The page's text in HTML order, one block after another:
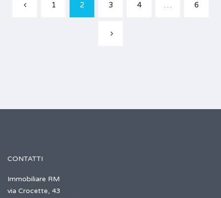
1 2 3 4 … 6
CONTATTI
Immobiliare RM
via Crocette, 43